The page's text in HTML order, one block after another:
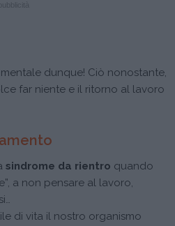
dunque! Ciò nonostante,
far niente e il ritorno al lavoro
sindrome da rientro quando
a non pensare al lavoro,
di vita il nostro organismo